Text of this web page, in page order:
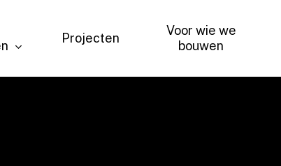
Projecten
Voor wie we
bouwen